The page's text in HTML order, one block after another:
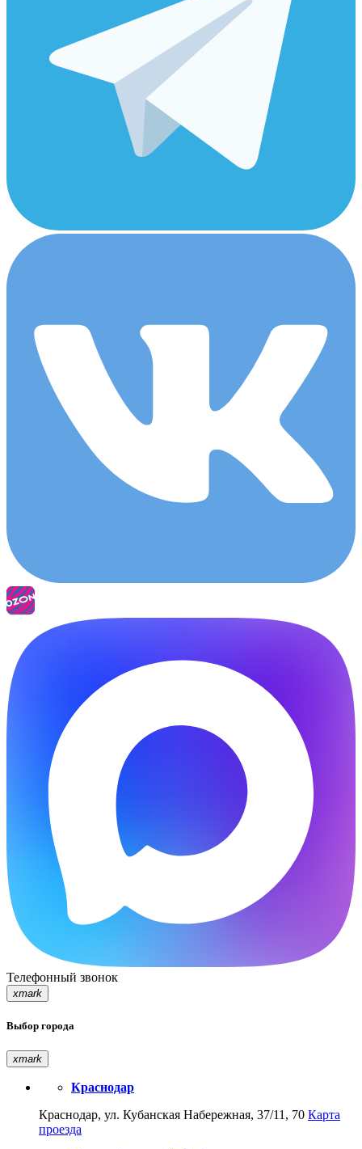
Телефонный звонок
xmark
Выбор города
xmark
Краснодар
Краснодар, ул. Кубанская Набережная, 37/11, 70 Карта
проезда